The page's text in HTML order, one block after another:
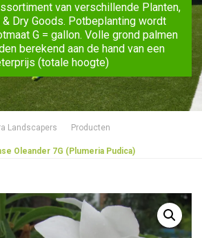
van verschillende Planten,
Dry Goods. Potbeplanting wordt
G = gallon. Volle grond palmen
berekend aan de hand van een
(totale hoogte)
Landscapers Producten
Oleander 7G (Plumeria Pudica)